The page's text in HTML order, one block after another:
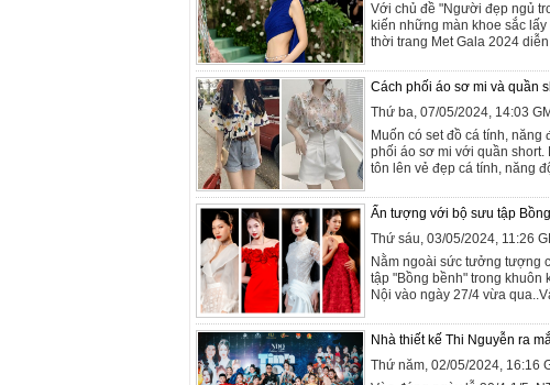
Với chủ đề "Người đẹp ngủ
kiến những màn khoe sắc
thời trang Met Gala 2024
Cách phối áo sơ mi và quần
Thứ ba, 07/05/2024, 14:03
Muốn có set đồ cá tính,
phối áo sơ mi với quần short.
tôn lên vẻ đẹp cá tính, năng
Ấn tượng với bộ sưu tập
Thứ sáu, 03/05/2024, 11:26
Nằm ngoài sức tưởng tượng
tập "Bồng bềnh" trong khuôn
Nội vào ngày 27/4 vừa
Nhà thiết kế Thi Nguyễn ra
Thứ năm, 02/05/2024, 16:16